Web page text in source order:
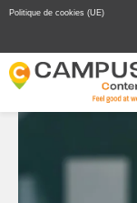
Politique de cookies (UE)